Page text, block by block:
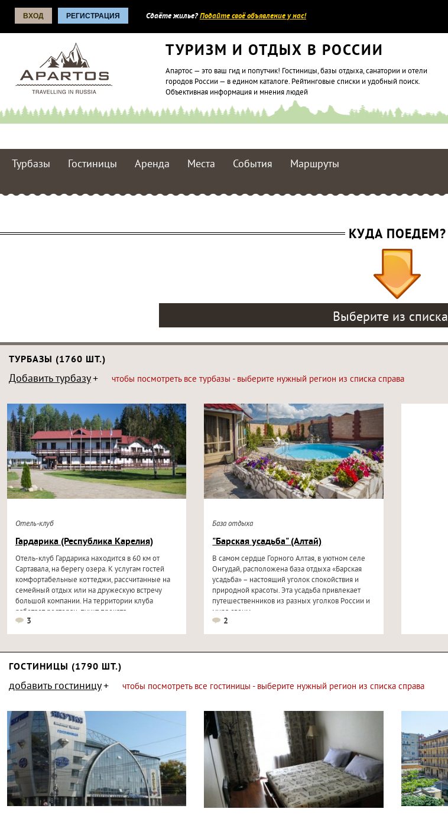
ВХОД РЕГИСТРАЦИЯ Сдаёте жилье?Подайте своё объявление у нас!
ТУРИЗМ И ОТДЫХ В РОССИИ
Апартос — это ваш гид и попутчик! Гостиницы, базы отдыха, санатории и отели
городов России — в едином каталоге. Рейтинговые списки и удобный поиск.
Объективная информация и мнения людей
Турбазы Гостиницы Аренда Места События Маршруты
КУДА ПОЕДЕМ?
Выберите из списка
ТУРБАЗЫ (1760 ШТ.)
Добавить турбазу чтобы посмотреть все турбазы - выберите нужный регион из списка справа
Отель-клуб
Гардарика (Республика Карелия)
Отель-клуб Гардарика находится в 60 км от
Сартавала, на берегу озера. К услугам гостей
комфортабельные коттеджи, рассчитанные на
семейный отдых или на дружескую встречу
большой компании. На территории клуба
работает ресторан, пункт проката...
3
База отдыха
"Барская усадьба" (Алтай)
В самом сердце Горного Алтая, в уютном селе
Онгудай, расположена база отдыха «Барская
усадьба» – настоящий уголок спокойствия и
природной красоты. Эта усадьба привлекает
путешественников из разных уголков России и
мира своим...
2
ГОСТИНИЦЫ (1790 ШТ.)
добавить гостиницу чтобы посмотреть все гостиницы - выберите нужный регион из списка справа